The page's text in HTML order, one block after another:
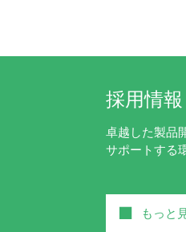
採用情報
卓越した製品
サポートする
■ もっと